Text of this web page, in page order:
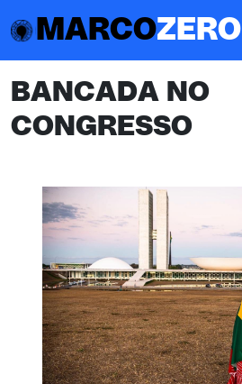
MARCOZERO
BANCADA NO
CONGRESSO